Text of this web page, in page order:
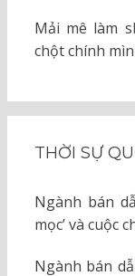
Mải mê làm
chột chính
THỜI SỰ
Ngành bán
mọc’ và cuộc
Ngành bán